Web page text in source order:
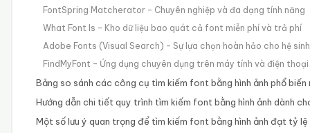
FontSpring Matcherator – Chuyên nghiệp và đa dạng tính năng
What Font Is – Kho dữ liệu bao quát cả font miễn phí và trả phí
Adobe Fonts (Visual Search) – Sự lựa chọn hoàn hảo cho hệ
FindMyFont – Ứng dụng chuyên dụng trên máy tính và điện thoại
Bảng so sánh các công cụ tìm kiếm font bằng hình ảnh phổ biến
Hướng dẫn chi tiết quy trình tìm kiếm font bằng hình ảnh dành
Một số lưu ý quan trọng để tìm kiếm font bằng hình ảnh đạt tỷ lệ